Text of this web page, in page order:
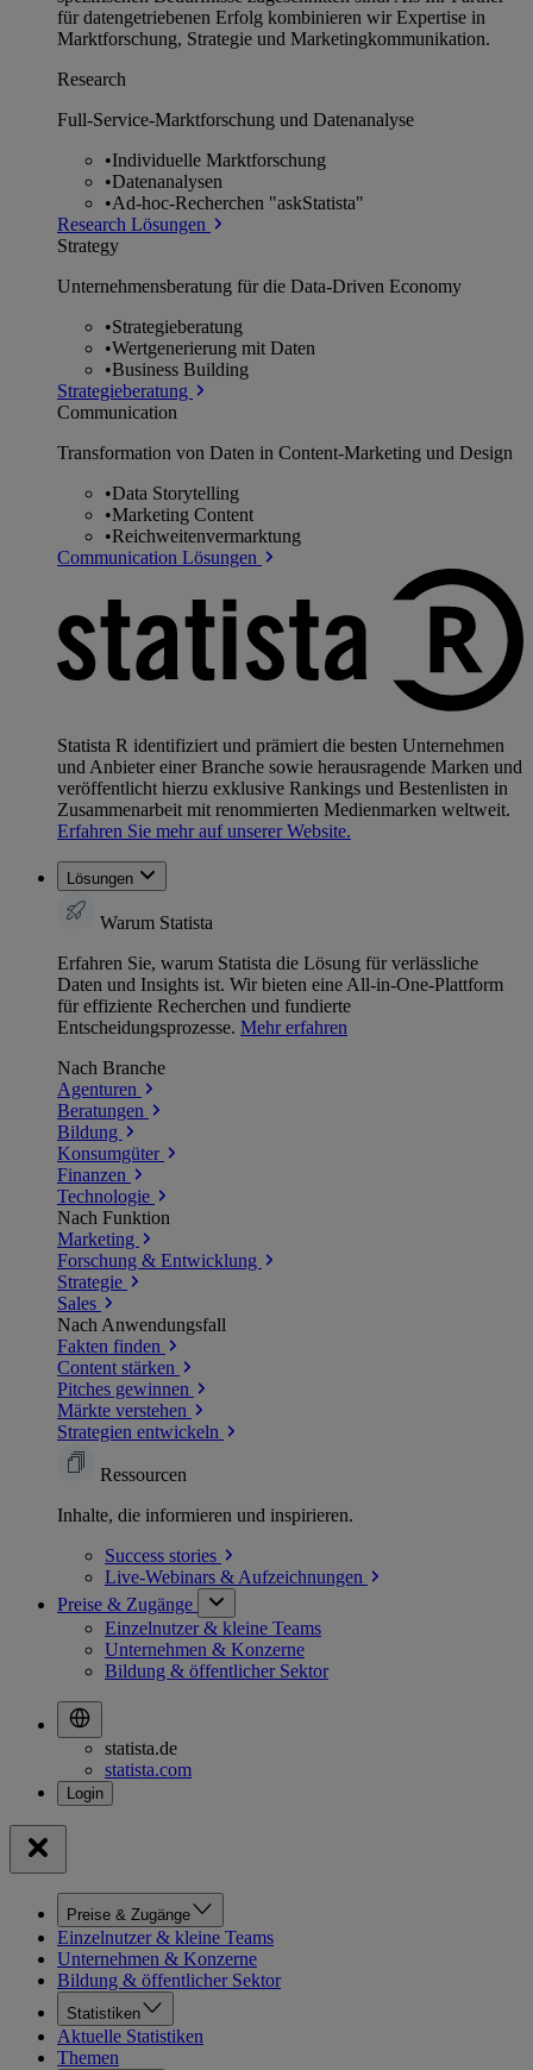
für datengetriebenen Erfolg kombinieren wir Expertise in
Marktforschung, Strategie und Marketingkommunikation.
Research
Full-Service-Marktforschung und Datenanalyse
•Individuelle Marktforschung
•Datenanalysen
•Ad-hoc-Recherchen "askStatista"
Research Lösungen
Strategy
Unternehmens­beratung für die Data-Driven Economy
•Strategieberatung
•Wertgenerierung mit Daten
•Business Building
Strategieberatung
Communication
Transformation von Daten in Content-Marketing und Design
•Data Storytelling
•Marketing Content
•Reichweitenvermarktung
Communication Lösungen
Statista R identifiziert und prämiert die besten Unternehmen
und Anbieter einer Branche sowie herausragende Marken und
veröffentlicht hierzu exklusive Rankings und Bestenlisten in
Zusammenarbeit mit renommierten Medienmarken weltweit.
Erfahren Sie mehr auf unserer Website.
Lösungen
Warum Statista
Erfahren Sie, warum Statista die Lösung für verlässliche
Daten und Insights ist. Wir bieten eine All-in-One-Plattform
für effiziente Recherchen und fundierte
Entscheidungsprozesse. Mehr erfahren
Nach Branche
Agenturen
Beratungen
Bildung
Konsumgüter
Finanzen
Technologie
Nach Funktion
Marketing
Forschung & Entwicklung
Strategie
Sales
Nach Anwendungsfall
Fakten finden
Content stärken
Pitches gewinnen
Märkte verstehen
Strategien entwickeln
Ressourcen
Inhalte, die informieren und inspirieren.
Success stories
Live-Webinars & Aufzeichnungen
Preise & Zugänge
Einzelnutzer & kleine Teams
Unternehmen & Konzerne
Bildung & öffentlicher Sektor
statista.de
statista.com
Preise & Zugänge
Einzelnutzer & kleine Teams
Unternehmen & Konzerne
Bildung & öffentlicher Sektor
Statistiken
Aktuelle Statistiken
Themen